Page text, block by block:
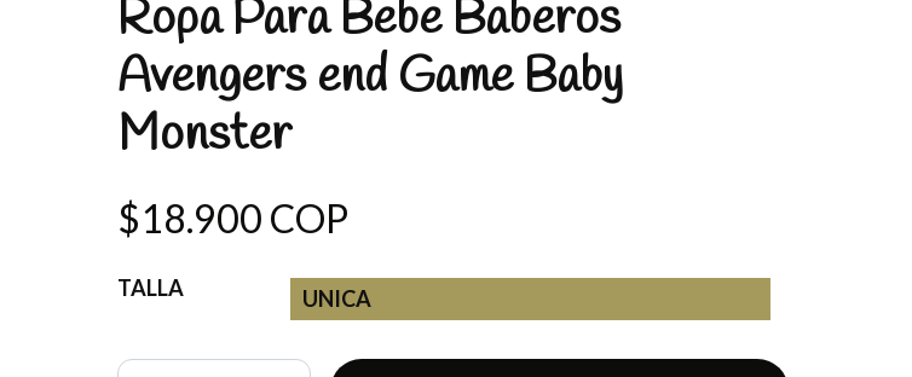
Ropa Para Bebe Baberos
Avengers end Game Baby
Monster
$18.900 COP
TALLA UNICA